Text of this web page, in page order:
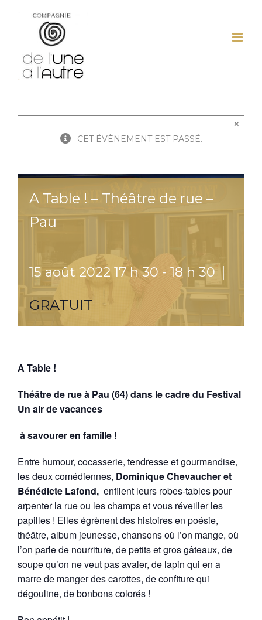
×
CET ÉVÈNEMENT EST PASSÉ.
A Table ! – Théâtre de rue –
Pau
15 août 2022 17 h 30 - 18 h 30 |
GRATUIT
A Table !
Théâtre de rue à Pau (64) dans le cadre du Festival
Un air de vacances
à savourer en famille !
Entre humour, cocasserie, tendresse et gourmandise,
les deux comédiennes, Dominique Chevaucher et
Bénédicte Lafond, enfilent leurs robes-tables pour
arpenter la rue ou les champs et vous réveiller les
papilles ! Elles égrènent des histoires en poésie,
théâtre, album jeunesse, chansons où l’on mange, où
l’on parle de nourriture, de petits et gros gâteaux, de
soupe qu’on ne veut pas avaler, de lapin qui en a
marre de manger des carottes, de confiture qui
dégouline, de bonbons colorés !